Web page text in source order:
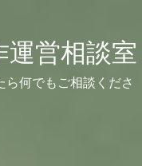
営相談室
ら何でもご相談くださ